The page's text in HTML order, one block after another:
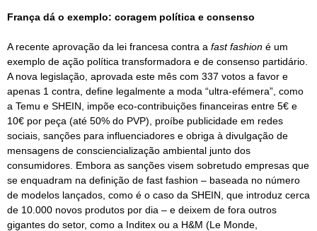
França dá o exemplo: coragem política e consenso
A recente aprovação da lei francesa contra a fast fashion é um
exemplo de ação política transformadora e de consenso partidário.
A nova legislação, aprovada este mês com 337 votos a favor e
apenas 1 contra, define legalmente a moda “ultra-efémera”, como
a Temu e SHEIN, impõe eco-contribuições financeiras entre 5€ e
10€ por peça (até 50% do PVP), proíbe publicidade em redes
sociais, sanções para influenciadores e obriga à divulgação de
mensagens de consciencialização ambiental junto dos
consumidores. Embora as sanções visem sobretudo empresas que
se enquadram na definição de fast fashion – baseada no número
de modelos lançados, como é o caso da SHEIN, que introduz cerca
de 10.000 novos produtos por dia – e deixem de fora outros
gigantes do setor, como a Inditex ou a H&M (Le Monde,